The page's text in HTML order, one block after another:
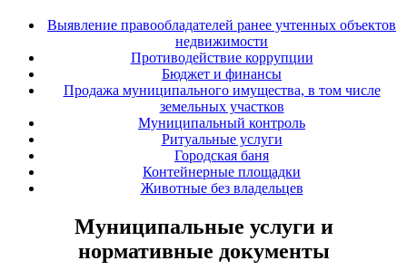
Выявление правообладателей ранее учтенных объектов
недвижимости
Противодействие коррупции
Бюджет и финансы
Продажа муниципального имущества, в том числе
земельных участков
Муниципальный контроль
Ритуальные услуги
Городская баня
Контейнерные площадки
Животные без владельцев
Муниципальные услуги и
нормативные документы